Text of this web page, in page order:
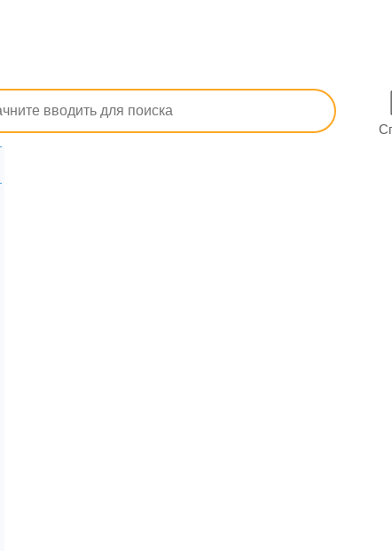
ОРЗ) От кашля Арида сухая микстура от кашля для
пор. фл. 19,55 г в Черкассах